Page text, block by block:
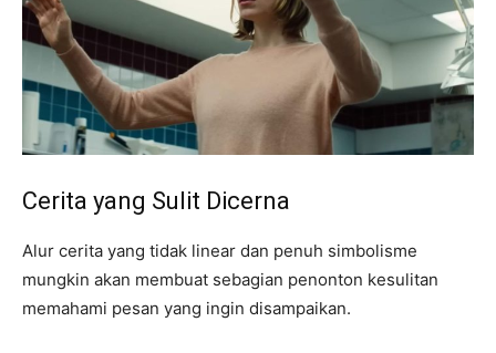
Cerita yang Sulit Dicerna
Alur cerita yang tidak linear dan penuh simbolisme
mungkin akan membuat sebagian penonton kesulitan
memahami pesan yang ingin disampaikan.